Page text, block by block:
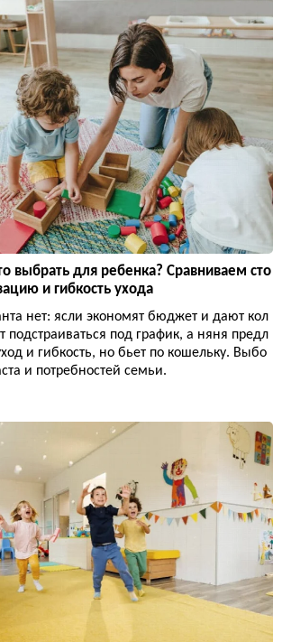
выбрать для ребенка? Сравниваем сто
и гибкость ухода
нет: ясли экономят бюджет и дают кол
подстраиваться под график, а няня предл
и гибкость, но бьет по кошельку. Выбо
и потребностей семьи.